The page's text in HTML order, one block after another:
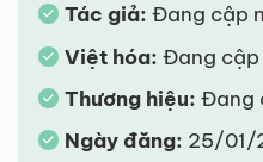
Tác giả: Đang cập
Việt hóa: Đang cập
Thương hiệu: Đang
Ngày đăng: 25/01/